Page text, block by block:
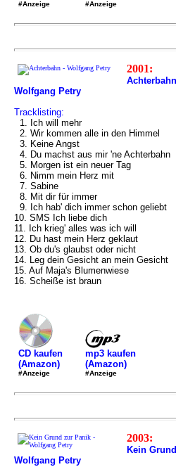
#Anzeige #Anzeige
2001:
Wolfgang Petry
Tracklisting:
1. Ich will mehr
2. Wir kommen alle in den Himmel
3. Keine Angst
4. Du machst aus mir 'ne Achterbahn
5. Morgen ist ein neuer Tag
6. Nimm mein Herz mit
7. Sabine
8. Mit dir für immer
9. Ich hab' dich immer schon geliebt
10. SMS Ich liebe dich
11. Ich krieg' alles was ich will
12. Du hast mein Herz geklaut
13. Ob du's glaubst oder nicht
14. Leg dein Gesicht an mein Gesicht
15. Auf Maja's Blumenwiese
16. Scheiße ist braun
CD kaufen
(Amazon)
#Anzeige
mp3 kaufen
(Amazon)
#Anzeige
2003:
Kein
Wolfgang Petry